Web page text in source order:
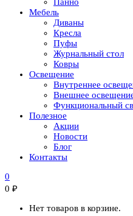
Панно
Мебель
Диваны
Кресла
Пуфы
Журнальный стол
Ковры
Освещение
Внутреннее
Внешнее
Функциональный
Полезное
Акции
Новости
Блог
Контакты
0
0 ₽
Нет товаров в корзине.